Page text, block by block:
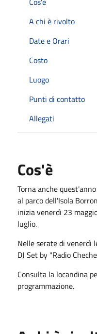
A chi è rivolto
Date e Orari
Costo
Luogo
Punti di contatto
Allegati
Cos'è
Torna anche
al parco dell'Isola
inizia venerdì 23
luglio.
Nelle serate di venerdì
DJ Set by "Radio
Consulta la locandina
programmazione.